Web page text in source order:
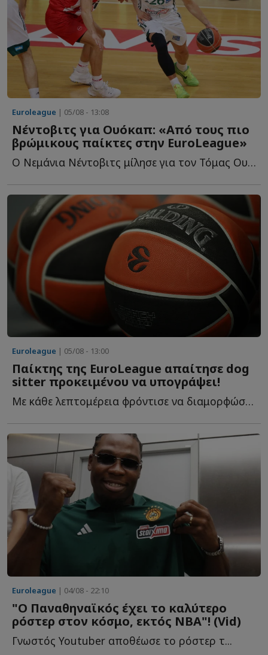
Euroleague | 05/08 - 13:08
Νέντοβιτς για Ουόκαπ: «Aπό τους πιο
βρώμικους παίκτες στην EuroLeague»
Ο Νεμάνια Νέντοβιτς μίλησε για τον Τόμας Ουόκαπ και θ...
Euroleague | 05/08 - 13:00
Παίκτης της EuroLeague απαίτησε dog
sitter προκειμένου να υπογράψει!
Με κάθε λεπτομέρεια φρόντισε να διαμορφώσει τις συνθήκες τ...
Euroleague | 04/08 - 22:10
"Ο Παναθηναϊκός έχει το καλύτερο
ρόστερ στον κόσμο, εκτός ΝΒΑ"! (Vid)
Γνωστός Youtuber αποθέωσε το ρόστερ τ...